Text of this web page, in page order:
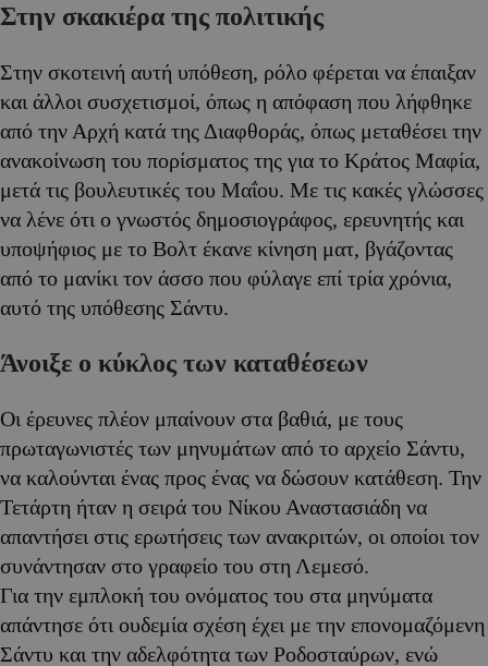
Στην σκακιέρα της πολιτικής
Στην σκοτεινή αυτή υπόθεση, ρόλο φέρεται να έπαιξαν
και άλλοι συσχετισμοί, όπως η απόφαση που λήφθηκε
από την Αρχή κατά της Διαφθοράς, όπως μεταθέσει την
ανακοίνωση του πορίσματος της για το Κράτος Μαφία,
μετά τις βουλευτικές του Μαΐου. Με τις κακές γλώσσες
να λένε ότι ο γνωστός δημοσιογράφος, ερευνητής και
υποψήφιος με το Βολτ έκανε κίνηση ματ, βγάζοντας
από το μανίκι τον άσσο που φύλαγε επί τρία χρόνια,
αυτό της υπόθεσης Σάντυ.
Άνοιξε ο κύκλος των καταθέσεων
Οι έρευνες πλέον μπαίνουν στα βαθιά, με τους
πρωταγωνιστές των μηνυμάτων από το αρχείο Σάντυ,
να καλούνται ένας προς ένας να δώσουν κατάθεση. Την
Τετάρτη ήταν η σειρά του Νίκου Αναστασιάδη να
απαντήσει στις ερωτήσεις των ανακριτών, οι οποίοι τον
συνάντησαν στο γραφείο του στη Λεμεσό.
Για την εμπλοκή του ονόματος του στα μηνύματα
απάντησε ότι ουδεμία σχέση έχει με την επονομαζόμενη
Σάντυ και την αδελφότητα των Ροδοσταύρων, ενώ